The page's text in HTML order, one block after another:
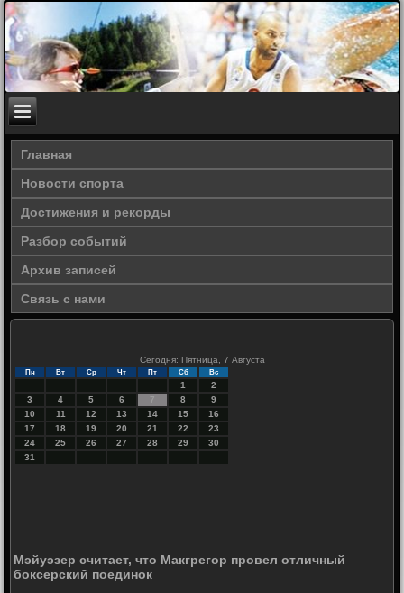
Главная
Новости спорта
Достижения и рекорды
Разбор событий
Архив записей
Связь с нами
Сегодня: Пятница, 7 Августа
Пн Вт Ср Чт Пт Сб Вс
1
2
3
4 5 6 7 8
9
10
11 12 13 14 15
16
17
18 19 20 21 22
23
24
25 26 27 28 29
30
31
Мэйуэзер считает, что Макгрегор провел отличный
боксерский поединок